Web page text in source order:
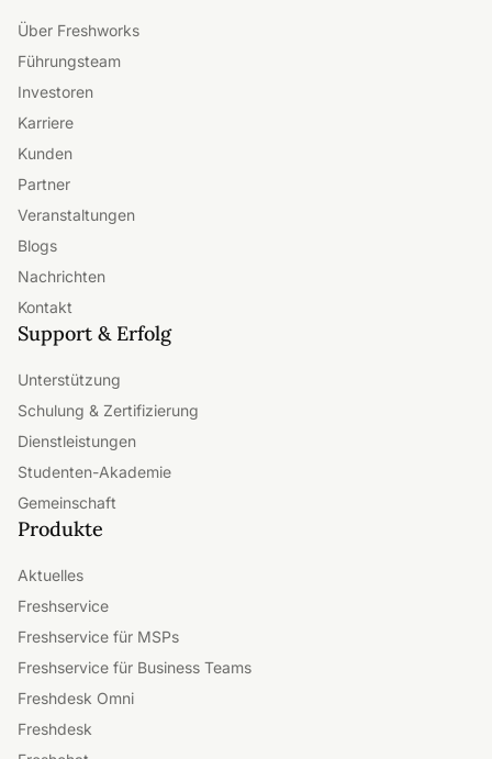
Über Freshworks
Führungsteam
Investoren
Karriere
Kunden
Partner
Veranstaltungen
Blogs
Nachrichten
Kontakt
Support & Erfolg
Unterstützung
Schulung & Zertifizierung
Dienstleistungen
Studenten-Akademie
Gemeinschaft
Produkte
Aktuelles
Freshservice
Freshservice für MSPs
Freshservice für Business Teams
Freshdesk Omni
Freshdesk